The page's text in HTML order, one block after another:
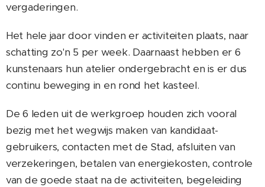
vergaderingen.
Het hele jaar door vinden er activiteiten plaats, naar
schatting zo'n 5 per week. Daarnaast hebben er 6
kunstenaars hun atelier ondergebracht en is er dus
continu beweging in en rond het kasteel.
De 6 leden uit de werkgroep houden zich vooral
bezig met het wegwijs maken van kandidaat-
gebruikers, contacten met de Stad, afsluiten van
verzekeringen, betalen van energiekosten, controle
van de goede staat na de activiteiten, begeleiding